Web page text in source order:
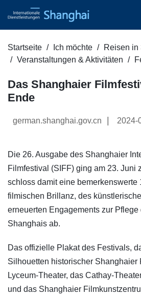
Startseite Ich möchte
Reisen in
Veranstaltungen & Aktivitäten
Das Shanghaier
Ende
german.shanghai.gov.cn 2024-
Die 26. Ausgabe des Shanghaier
Filmfestival (SIFF) ging am 23. Juni
schloss damit eine bemerkenswerte
filmischen Brillanz, des
erneuerten Engagements zur
Shanghais ab.
Das offizielle Plakat des Festivals,
Silhouetten historischer Shanghaier
Lyceum-Theater, das Cathay-
und das Shanghaier